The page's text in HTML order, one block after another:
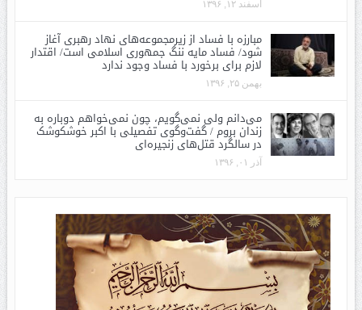
اسفند ۱۲, ۱۳۹۶
مبارزه با فساد از زیرمجموعه‌های نهاد رهبری آغاز
شود/ فساد مایه ننگ جمهوری اسلامی است/ اقتدار
لازم برای برخورد با فساد وجود ندارد
بهمن ۲۵, ۱۳۹۶
می‌دانم ولی نمی‌گویم، چون نمی‌خواهم دوباره به
زندان بروم / گفت‌وگوی تفصیلی با اکبر خوشکوشک
در سالگرد قتل‌های زنجیره‌ای
آذر ۰۱, ۱۳۹۶